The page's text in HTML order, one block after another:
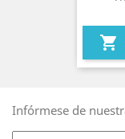

Infórmese de